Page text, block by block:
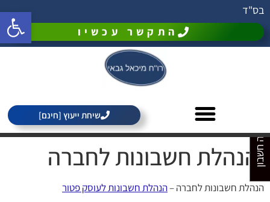
פתח
בס"ד
התקשר עכשיו
שיחת ייעוץ [חינם]
הנהלת חשבונות לחברה
הנהלת חשבונות לחברה –הנהלת חשבונות לעוסק פטור
מחירון רואה חשבון